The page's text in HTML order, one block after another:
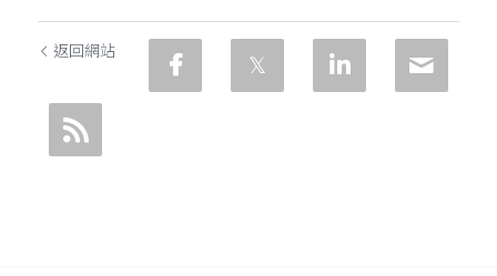
返回網站